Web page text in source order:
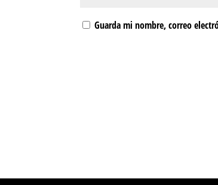
Guarda mi nombre, correo